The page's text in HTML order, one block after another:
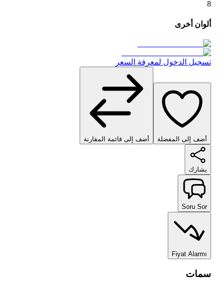
8
ألوان أخرى
تسجيل الدخول لمعرفة السعر
أضف إلى المفضلة أضف إلى قائمة المقارنة
يشارك
Soru Sor
Fiyat Alarmı
سمات